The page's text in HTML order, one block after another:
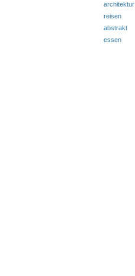
architektur
reisen
abstrakt
essen